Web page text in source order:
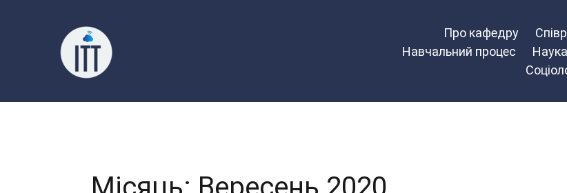
Про кафедру
Навчальний процес
Наука